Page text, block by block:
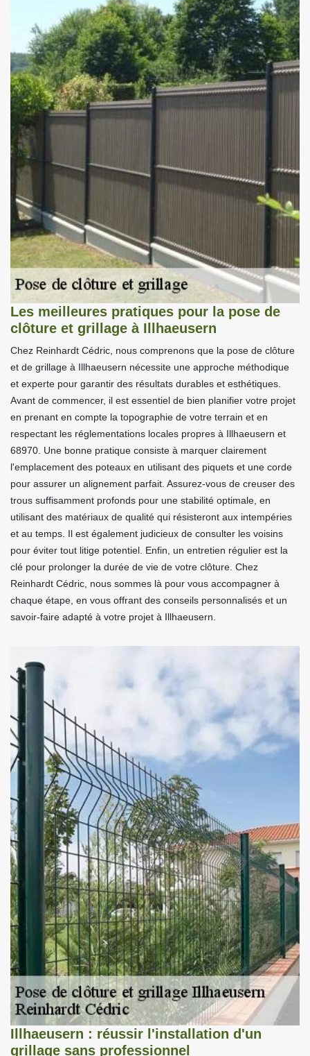
Les meilleures pratiques pour la pose de
clôture et grillage à Illhaeusern
Chez Reinhardt Cédric, nous comprenons que la pose de clôture
et de grillage à Illhaeusern nécessite une approche méthodique
et experte pour garantir des résultats durables et esthétiques.
Avant de commencer, il est essentiel de bien planifier votre projet
en prenant en compte la topographie de votre terrain et en
respectant les réglementations locales propres à Illhaeusern et
68970. Une bonne pratique consiste à marquer clairement
l'emplacement des poteaux en utilisant des piquets et une corde
pour assurer un alignement parfait. Assurez-vous de creuser des
trous suffisamment profonds pour une stabilité optimale, en
utilisant des matériaux de qualité qui résisteront aux intempéries
et au temps. Il est également judicieux de consulter les voisins
pour éviter tout litige potentiel. Enfin, un entretien régulier est la
clé pour prolonger la durée de vie de votre clôture. Chez
Reinhardt Cédric, nous sommes là pour vous accompagner à
chaque étape, en vous offrant des conseils personnalisés et un
savoir-faire adapté à votre projet à Illhaeusern.
Illhaeusern : réussir l'installation d'un
grillage sans professionnel